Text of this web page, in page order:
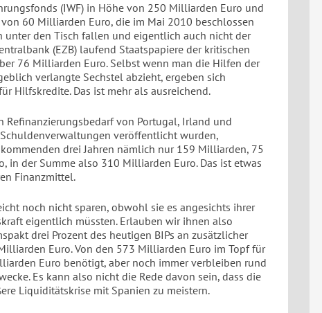
(IWF) in Höhe von 250 Milliarden Euro und
60 Milliarden Euro, die im Mai 2010 beschlossen
unter den Tisch fallen und eigentlich auch nicht der
(EZB) laufend Staatspapiere der kritischen
76 Milliarden Euro. Selbst wenn man die Hilfen der
verlangte Sechstel abzieht, ergeben sich
Hilfskredite. Das ist mehr als ausreichend.
Refinanzierungsbedarf von Portugal, Irland und
veröffentlicht wurden,
drei Jahren nämlich nur 159 Milliarden, 75
in der Summe also 310 Milliarden Euro. Das ist etwas
Finanzmittel.
noch nicht sparen, obwohl sie es angesichts ihrer
eigentlich müssten. Erlauben wir ihnen also
drei Prozent des heutigen BIPs an zusätzlicher
Euro. Von den 573 Milliarden Euro im Topf für
Euro benötigt, aber noch immer verbleiben rund
Es kann also nicht die Rede davon sein, dass die
Liquiditätskrise mit Spanien zu meistern.